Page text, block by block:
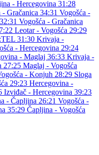
- Hercegovina 31:28
Gračanica 34:31 Vogošća -
Vogošća - Gračanica
Leotar - Vogošća 29:29
31:30 Krivaja -
- Hercegovina 29:24
- Maglaj 36:33 Krivaja -
27:25 Maglaj - Vogošća
- Konjuh 28:29 Sloga
29:23 Hercegovina -
Izviđač - Hercegovina 39:23
- Čapljina 26:21 Vogošća -
35:29 Čapljina - Vogošća